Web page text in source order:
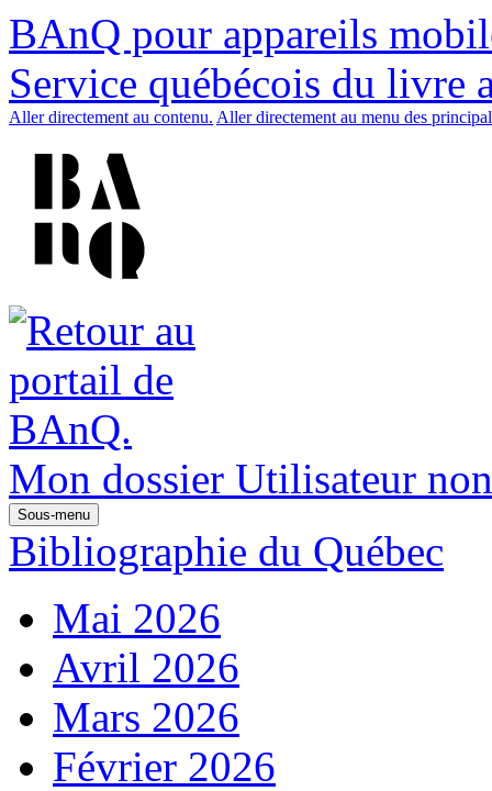
BAnQ pour appareils
Service québécois du livre
Aller directement au contenu. Aller directement au menu des
Mon dossier Utilisateur
Sous-menu
Bibliographie du Québec
Mai 2026
Avril 2026
Mars 2026
Février 2026